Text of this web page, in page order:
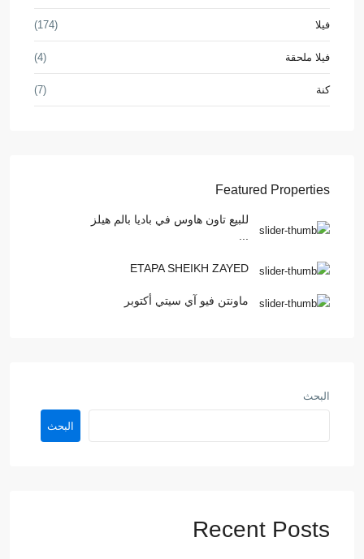
فيلا (174)
فيلا ملحقة (4)
كنة (7)
Featured Properties
للبيع تاون هاوس في باديا بالم هيلز
ETAPA SHEIKH ZAYED
ماونتن فيو آي سيتي أكتوبر
البحث
البحث
Recent Posts